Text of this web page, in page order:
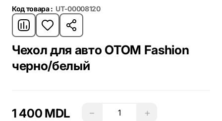
Код товара : UT-00008120
Чехол для авто OTOM Fashion
черно/белый
1 400 MDL − +